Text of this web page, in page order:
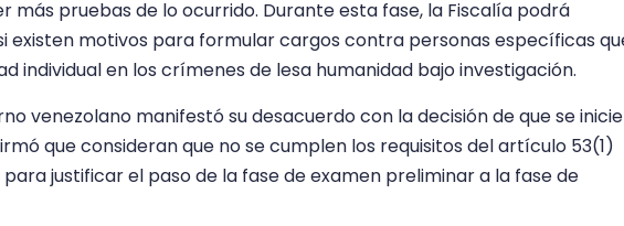
más pruebas de lo ocurrido. Durante esta fase, la Fiscalía podrá
existen motivos para formular cargos contra personas específicas
individual en los crímenes de lesa humanidad bajo investigación.
venezolano manifestó su desacuerdo con la decisión de que se inicie
que consideran que no se cumplen los requisitos del artículo 53(1)
justificar el paso de la fase de examen preliminar a la fase de